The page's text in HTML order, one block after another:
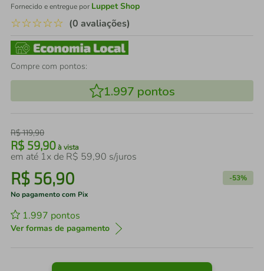
Fornecido e entregue por Luppet Shop
☆☆☆☆☆ (0 avaliações)
Compre com pontos:
1.997 pontos
R$119,90
R$ 59,90 à vista
em até 1x de R$ 59,90 s/juros
R$ 56,90 -53%
No pagamento com Pix
1.997 pontos
Ver formas de pagamento